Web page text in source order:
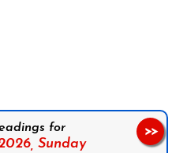
for
Sunday
>>